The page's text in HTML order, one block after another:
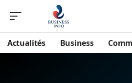
Actualités Business